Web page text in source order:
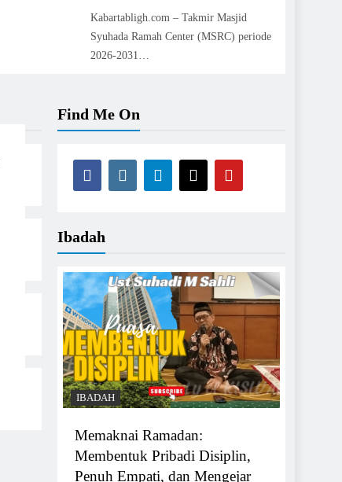
Kabartabligh.com – Takmir Masjid
Syuhada Ramah Center (MSRC) periode
2026-2031…
Find Me On
Ibadah
IBADAH
Memaknai Ramadan:
Membentuk Pribadi Disiplin,
Penuh Empati, dan Mengejar